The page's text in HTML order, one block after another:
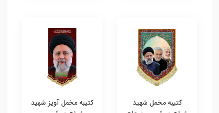
کتیبه مخمل شهید
کتیبه مخمل آویز شهید